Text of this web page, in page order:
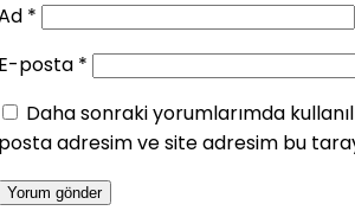
*
posta *
Daha sonraki yorumlarımda
adresim ve site adresim bu